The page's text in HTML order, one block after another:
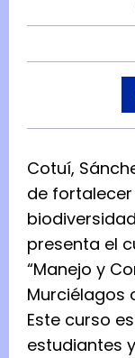
Cotuí,
de
presenta el
“Manejo y
Murciélagos
Este curso
estudiantes